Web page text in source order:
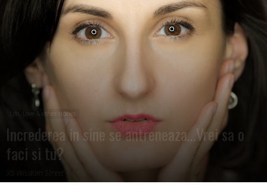
–
Life, Love & other stories
Increderea in sine se antreneaza…Vrei sa o
faci si tu?